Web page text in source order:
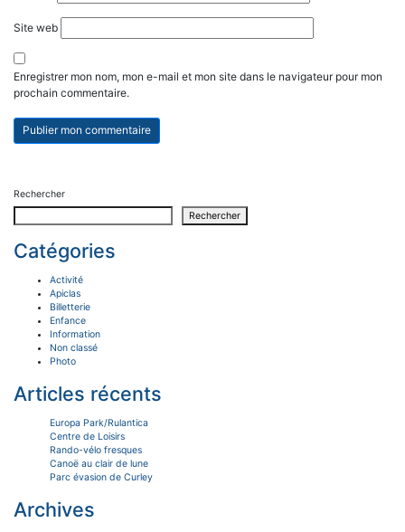
Site web
Enregistrer mon nom, mon e-mail et mon site dans le navigateur pour mon
prochain commentaire.
Rechercher
Rechercher
Catégories
Activité
Apiclas
Billetterie
Enfance
Information
Non classé
Photo
Articles récents
Europa Park/Rulantica
Centre de Loisirs
Rando-vélo fresques
Canoë au clair de lune
Parc évasion de Curley
Archives